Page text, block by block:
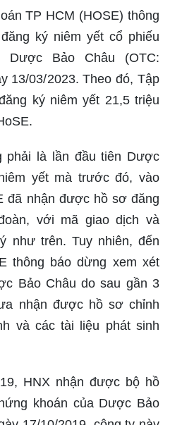
TP HCM (HOSE) thông
ký niêm yết cổ phiếu
Dược Bảo Châu (OTC:
13/03/2023. Theo đó, Tập
ký niêm yết 21,5 triệu
phải là lần đầu tiên Dược
yết mà trước đó, vào
đã nhận được hồ sơ đăng
với mã giao dịch và
như trên. Tuy nhiên, đến
thông báo dừng xem xét
Bảo Châu do sau gần 3
nhận được hồ sơ chỉnh
và các tài liệu phát sinh
HNX nhận được bộ hồ
khoán của Dược Bảo